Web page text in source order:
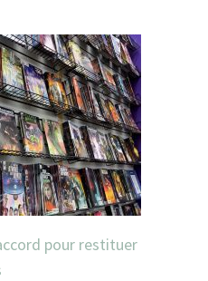
pour restituer